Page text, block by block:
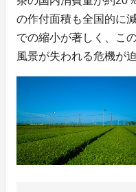
の作付面積も全国的に
での縮小が著しく、こ
風景が失われる危機が